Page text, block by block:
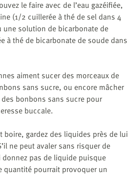
le faire avec de l’eau gazéifiée,
(1/2 cuillerée à thé de sel dans 4
une solution de bicarbonate de
à thé de bicarbonate de soude dans
aiment sucer des morceaux de
sans sucre, ou encore mâcher
bonbons sans sucre pour
buccale.
boire, gardez des liquides près de lui
ne peut avaler sans risquer de
donnez pas de liquide puisque
quantité pourrait provoquer un